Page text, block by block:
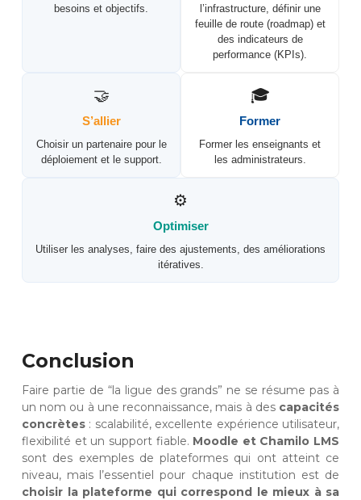
besoins et objectifs.
l’infrastructure, définir une
feuille de route (roadmap) et
des indicateurs de
performance (KPIs).
🤝
S’allier
Choisir un partenaire pour le
déploiement et le support.
🎓
Former
Former les enseignants et
les administrateurs.
⚙️
Optimiser
Utiliser les analyses, faire des ajustements, des améliorations
itératives.
Conclusion
Faire partie de “la ligue des grands” ne se résume pas à
un nom ou à une reconnaissance, mais à des capacités
concrètes : scalabilité, excellente expérience utilisateur,
flexibilité et un support fiable. Moodle et Chamilo LMS
sont des exemples de plateformes qui ont atteint ce
niveau, mais l’essentiel pour chaque institution est de
choisir la plateforme qui correspond le mieux à sa